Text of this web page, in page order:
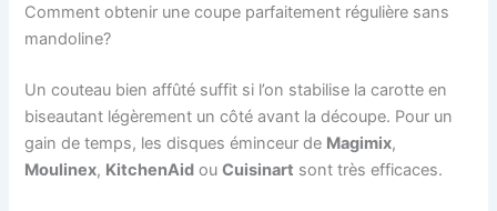
Comment obtenir une coupe parfaitement régulière sans
mandoline?
Un couteau bien affûté suffit si l’on stabilise la carotte en
biseautant légèrement un côté avant la découpe. Pour un
gain de temps, les disques éminceur de Magimix,
Moulinex, KitchenAid ouCuisinart sont très efficaces.